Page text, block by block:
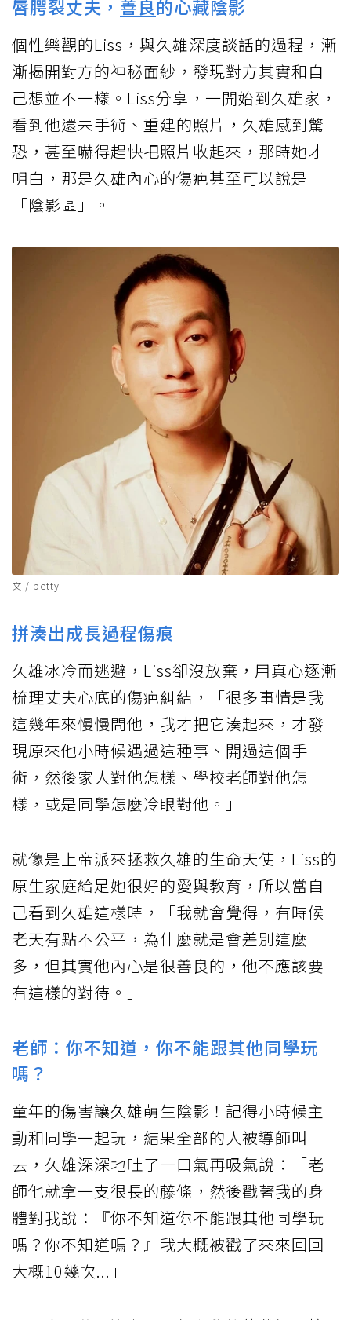
唇腭裂丈夫， 善良的心藏陰影
個性樂觀的Liss，與久雄深度談話的過程，漸
漸揭開對方的神秘面紗，發現對方其實和自
己想並不一樣。Liss分享，一開始到久雄家，
看到他還未手術、重建的照片，久雄感到驚
恐，甚至嚇得趕快把照片收起來，那時她才
明白，那是久雄內心的傷疤甚至可以說是
「陰影區」。
文 / betty
拼湊出成長過程傷痕
久雄冰冷而逃避，Liss卻沒放棄，用真心逐漸
梳理丈夫心底的傷疤糾結，「很多事情是我
這幾年來慢慢問他，我才把它湊起來，才發
現原來他小時候遇過這種事、開過這個手
術，然後家人對他怎樣、學校老師對他怎
樣，或是同學怎麼冷眼對他。」
就像是上帝派來拯救久雄的生命天使，Liss的
原生家庭給足她很好的愛與教育，所以當自
己看到久雄這樣時，「我就會覺得，有時候
老天有點不公平，為什麼就是會差別這麼
多，但其實他內心是很善良的，他不應該要
有這樣的對待。」
老師：你不知道，你不能跟其他同學玩
嗎？
童年的傷害讓久雄萌生陰影！記得小時候主
動和同學一起玩，結果全部的人被導師叫
去，久雄深深地吐了一口氣再吸氣說：「老
師他就拿一支很長的藤條，然後戳著我的身
體對我說：『你不知道你不能跟其他同學玩
嗎？你不知道嗎？』我大概被戳了來來回回
大概10幾次...」